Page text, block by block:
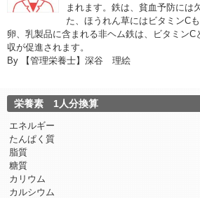
まれます。鉄は、貧血予防には
た、ほうれん草にはビタミンC
卵、乳製品に含まれる非ヘム鉄は、ビタミンC
収が促進されます。
By
【管理栄養士】深谷 理絵
栄養素 1人分換算
エネルギー
たんぱく質
脂質
糖質
カリウム
カルシウム